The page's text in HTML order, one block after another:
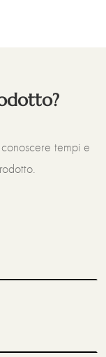
tempi e